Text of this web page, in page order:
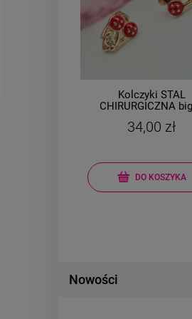
Kolczyki STAL
CHIRURGICZNA bigiel
34,00 zł
DO KOSZYKA
Nowości